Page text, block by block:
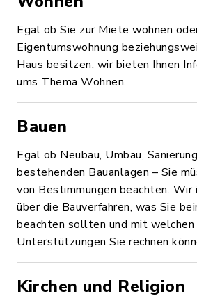
Egal ob Sie zur Miete wohnen
Eigentumswohnung
Haus besitzen, wir bieten Ihnen
ums Thema Wohnen.
Bauen
Egal ob Neubau, Umbau,
bestehenden Bauanlagen – Sie
von Bestimmungen beachten. Wir
über die Bauverfahren, was Sie
beachten sollten und mit welchen
Unterstützungen Sie rechnen
Kirchen und Religion